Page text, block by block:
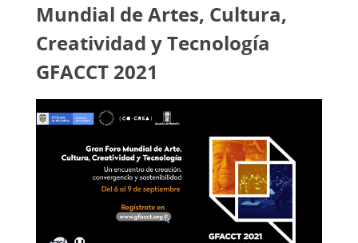
Mundial de Artes, Cultura,
Creatividad y Tecnología
GFACCT 2021